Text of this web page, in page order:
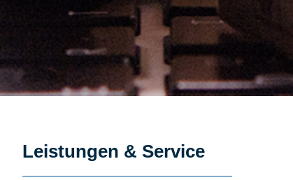
Leistungen & Service